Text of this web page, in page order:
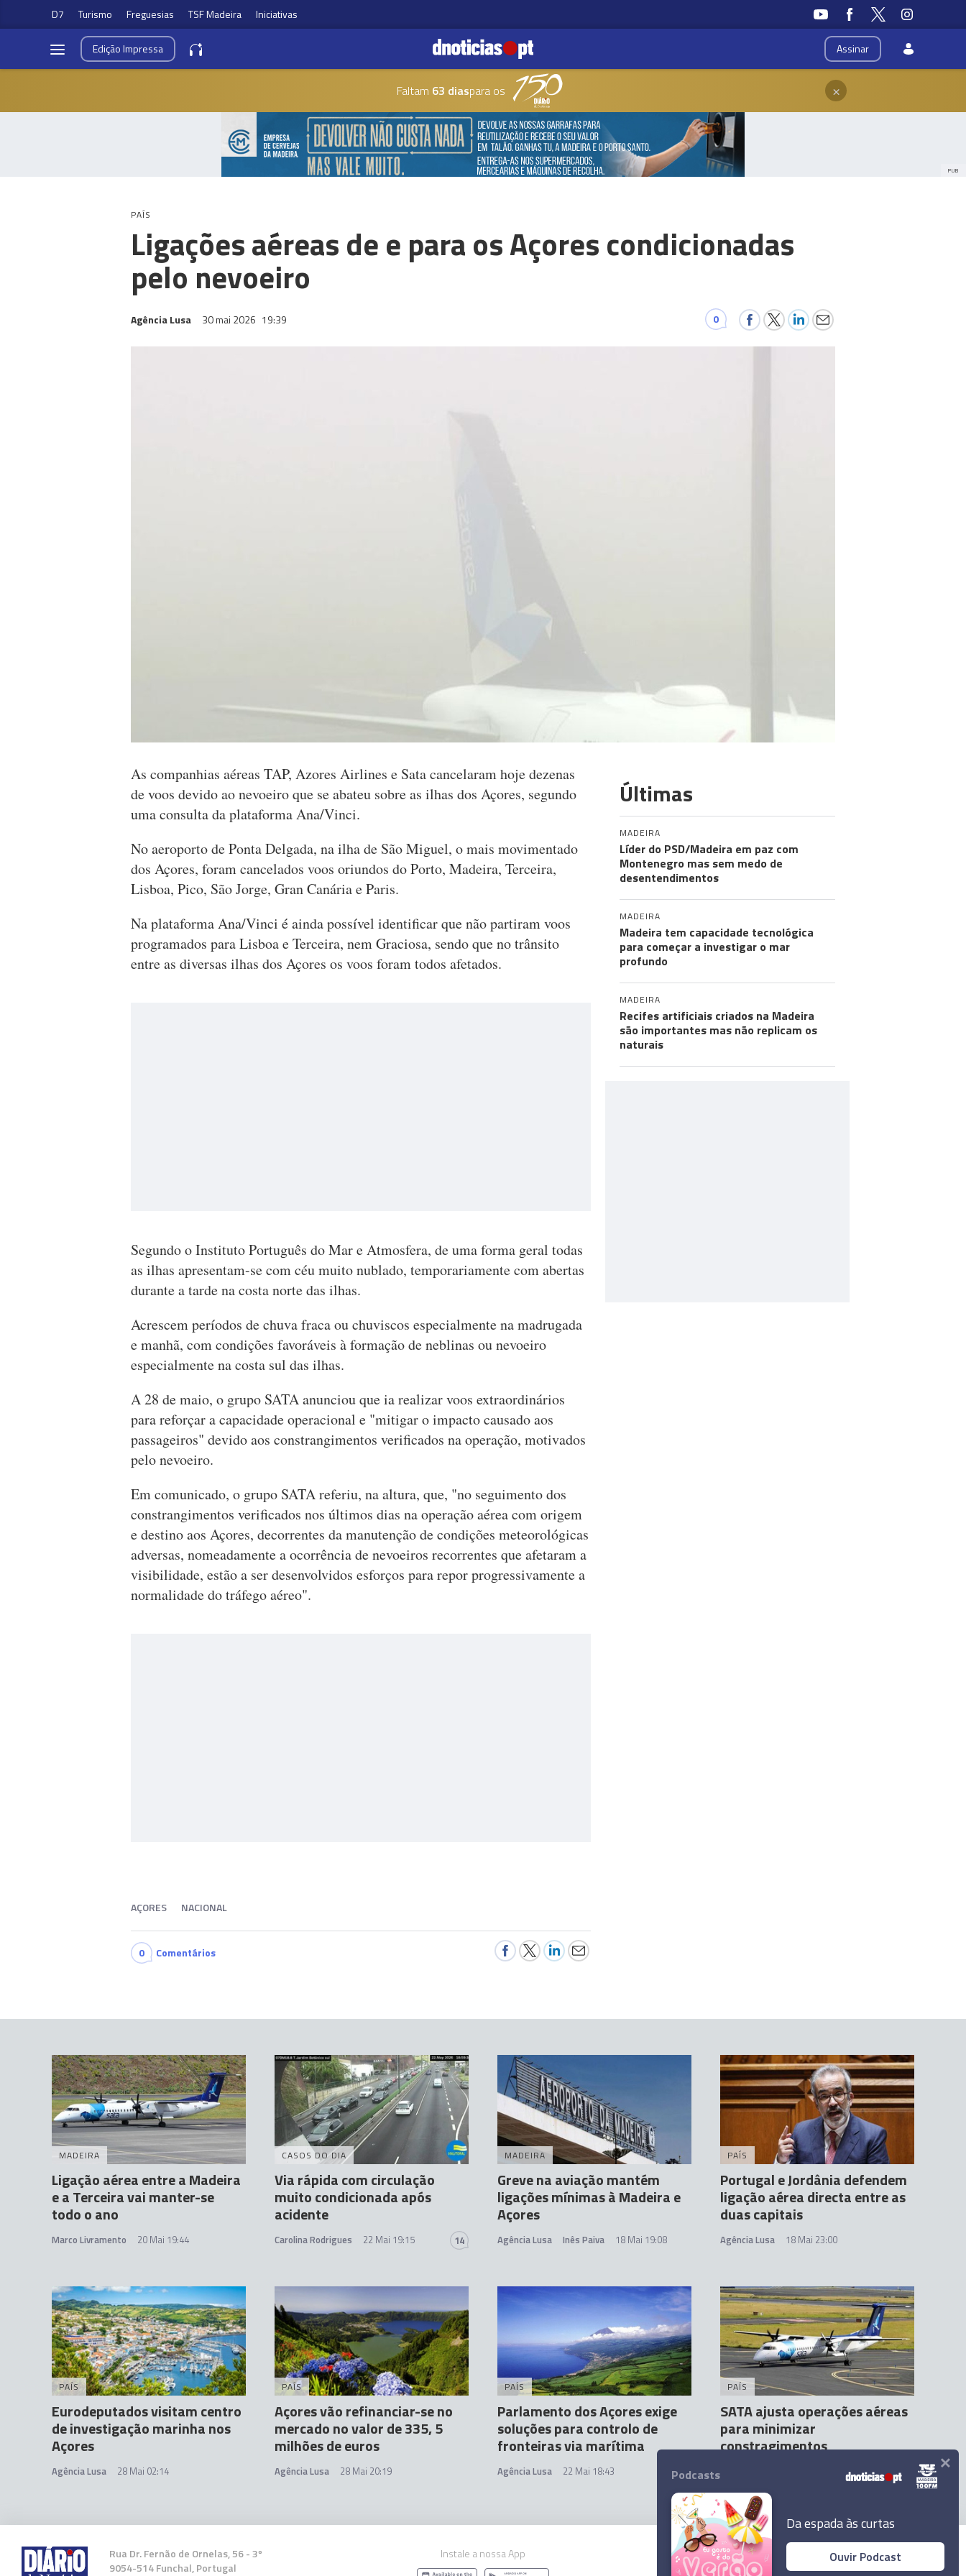
D7 Turismo Freguesias TSF Madeira Iniciativas
Assinar
EdiçãoImpressa
Faltam 63 diaspara os ×
PUB
PAÍS
Ligações aéreas de e para os Açores condicionadas
pelo nevoeiro
Agência Lusa 30 mai 2026 19:39 0
As companhias aéreas TAP, Azores Airlines e Sata cancelaram hoje dezenas
de voos devido ao nevoeiro que se abateu sobre as ilhas dos Açores, segundo
uma consulta da plataforma Ana/Vinci.
No aeroporto de Ponta Delgada, na ilha de São Miguel, o mais movimentado
dos Açores, foram cancelados voos oriundos do Porto, Madeira, Terceira,
Lisboa, Pico, São Jorge, Gran Canária e Paris.
Na plataforma Ana/Vinci é ainda possível identificar que não partiram voos
programados para Lisboa e Terceira, nem Graciosa, sendo que no trânsito
entre as diversas ilhas dos Açores os voos foram todos afetados.
Segundo o Instituto Português do Mar e Atmosfera, de uma forma geral todas
as ilhas apresentam-se com céu muito nublado, temporariamente com abertas
durante a tarde na costa norte das ilhas.
Acrescem períodos de chuva fraca ou chuviscos especialmente na madrugada
e manhã, com condições favoráveis à formação de neblinas ou nevoeiro
especialmente na costa sul das ilhas.
A 28 de maio, o grupo SATA anunciou que ia realizar voos extraordinários
para reforçar a capacidade operacional e "mitigar o impacto causado aos
passageiros" devido aos constrangimentos verificados na operação, motivados
pelo nevoeiro.
Em comunicado, o grupo SATA referiu, na altura, que, "no seguimento dos
constrangimentos verificados nos últimos dias na operação aérea com origem
e destino aos Açores, decorrentes da manutenção de condições meteorológicas
adversas, nomeadamente a ocorrência de nevoeiros recorrentes que afetaram a
visibilidade, estão a ser desenvolvidos esforços para repor progressivamente a
normalidade do tráfego aéreo".
AÇORES NACIONAL
0 Comentários
Últimas
MADEIRA
Líder do PSD/Madeira em paz com
Montenegro mas sem medo de
desentendimentos
MADEIRA
Madeira tem capacidade tecnológica
para começar a investigar o mar
profundo
MADEIRA
Recifes artificiais criados na Madeira
são importantes mas não replicam os
naturais
MADEIRA
Ligação aérea entre a Madeira
e a Terceira vai manter-se
todo o ano
Marco Livramento 20 Mai 19:44
CASOS DO DIA
Via rápida com circulação
muito condicionada após
acidente
Carolina Rodrigues 22 Mai 19:15 14
MADEIRA
Greve na aviação mantém
ligações mínimas à Madeira e
Açores
Agência Lusa Inês Paiva 18 Mai 19:08
PAÍS
Portugal e Jordânia defendem
ligação aérea directa entre as
duas capitais
Agência Lusa 18 Mai 23:00
PAÍS
Eurodeputados visitam centro
de investigação marinha nos
Açores
Agência Lusa 28 Mai 02:14
PAÍS
Açores vão refinanciar-se no
mercado no valor de 335, 5
milhões de euros
Agência Lusa 28 Mai 20:19
PAÍS
Parlamento dos Açores exige
soluções para controlo de
fronteiras via marítima
Agência Lusa 22 Mai 18:43 1
PAÍS
SATA ajusta operações aéreas
para minimizar
constragimentos
Rua Dr. Fernão de Ornelas, 56 - 3º
9054-514 Funchal, Portugal
Instale a nossa App
Podcasts
Da espada às curtas
Ouvir Podcast
×